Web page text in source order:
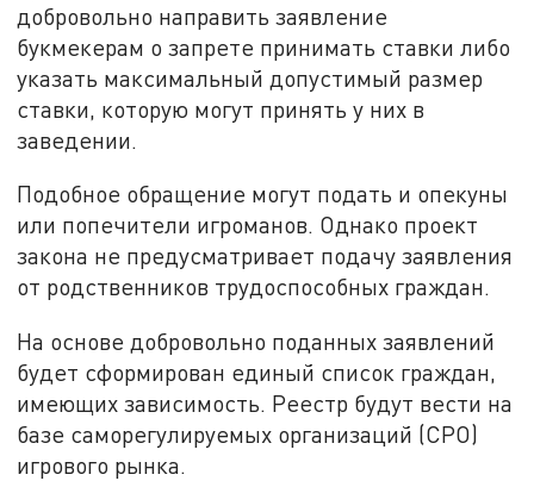
добровольно направить заявление
букмекерам о запрете принимать ставки либо
указать максимальный допустимый размер
ставки, которую могут принять у них в
заведении.
Подобное обращение могут подать и опекуны
или попечители игроманов. Однако проект
закона не предусматривает подачу заявления
от родственников трудоспособных граждан.
На основе добровольно поданных заявлений
будет сформирован единый список граждан,
имеющих зависимость. Реестр будут вести на
базе саморегулируемых организаций (СРО)
игрового рынка.